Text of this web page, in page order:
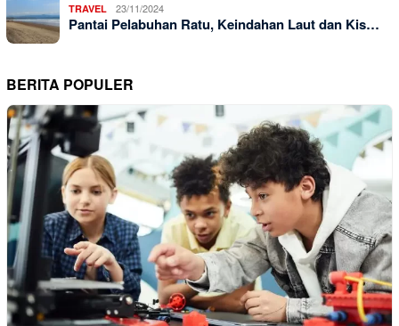
TRAVEL 23/11/2024
Pantai Pelabuhan Ratu, Keindahan Laut dan Kis…
BERITA POPULER